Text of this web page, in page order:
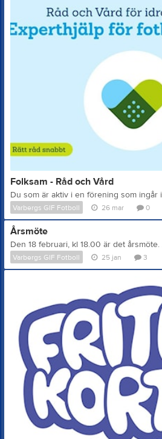
Folksam - Råd och Vård
Varbergs GIF Fotboll 26 mar 0
Årsmöte
Varbergs GIF Fotboll 25 jan 3